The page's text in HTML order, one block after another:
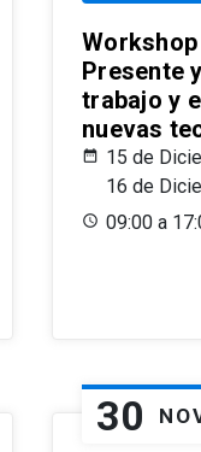
Workshop
Presente
trabajo y
nuevas
15 de
16 de
09:00 a
30